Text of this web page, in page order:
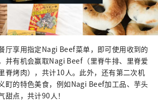
厅享用指定Nagi Beef菜单，即可使用收到的
并有机会赢取Nagi Beef（里脊牛排、里脊爱
脊烤肉），共计10人。此外，还有第二次机
町的特色美食，例如Nagi Beef加工品、芋头
甜点，共计90人！